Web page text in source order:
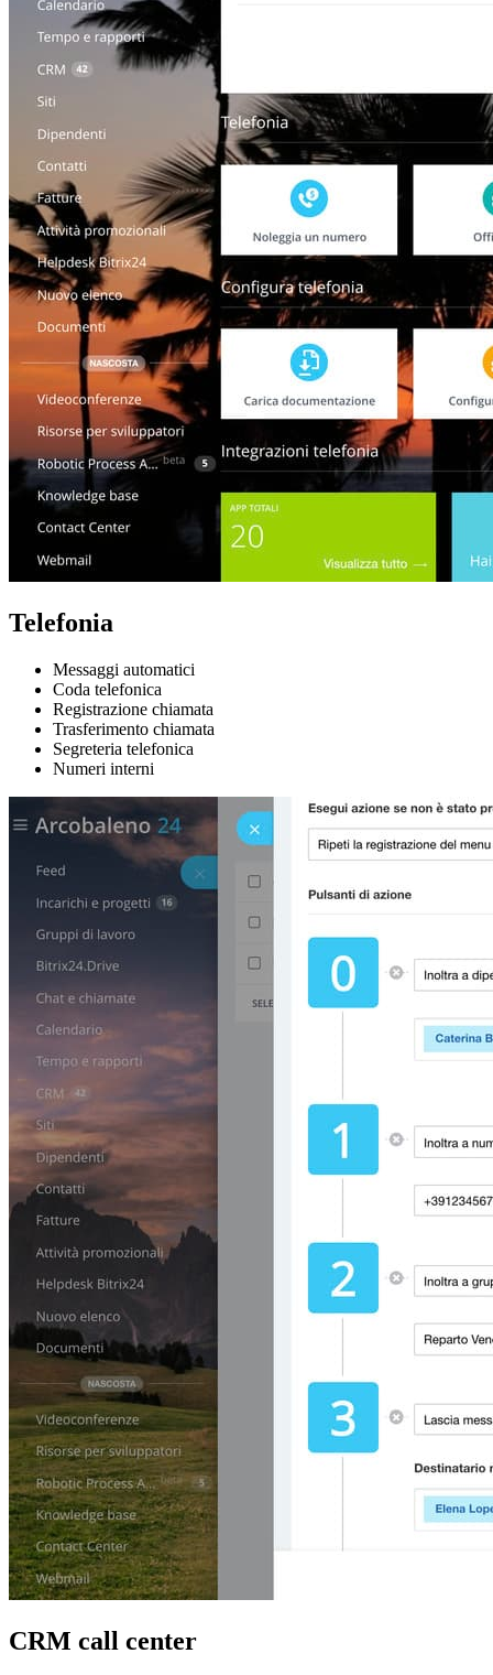
Telefonia
Messaggi automatici
Coda telefonica
Registrazione chiamata
Trasferimento chiamata
Segreteria telefonica
Numeri interni
CRM call center